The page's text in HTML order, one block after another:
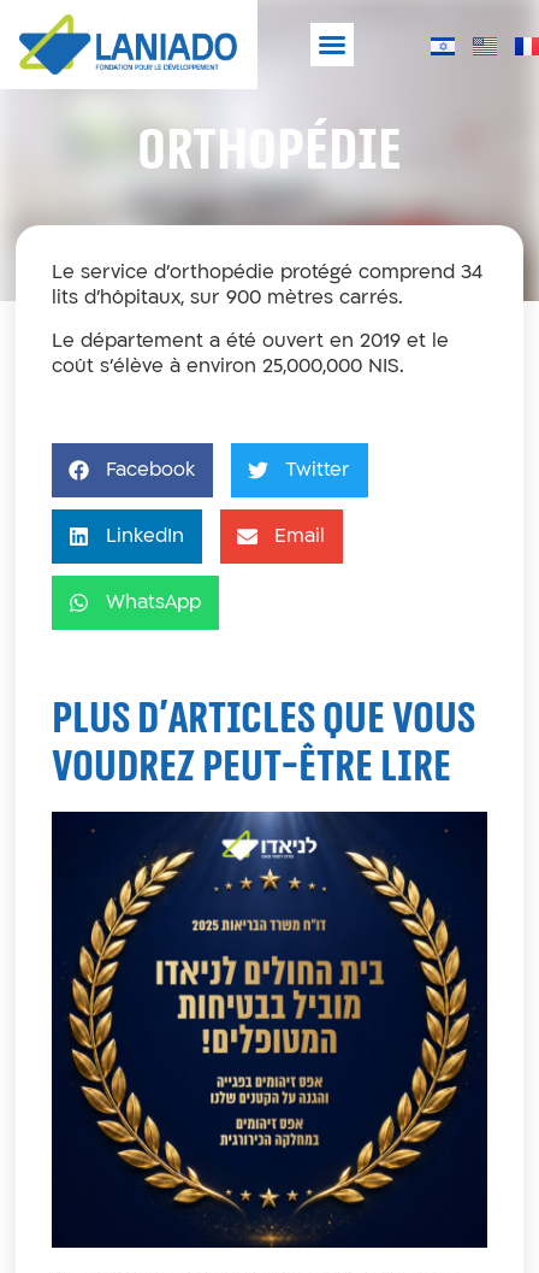
Orthopédie
Le service d’orthopédie protégé comprend 34
lits d’hôpitaux, sur 900 mètres carrés.
Le département a été ouvert en 2019 et le
coût s’élève à environ 25,000,000 NIS.
Facebook Twitter
LinkedIn Email
WhatsApp
Plus d'articles que vous
voudrez peut-être lire